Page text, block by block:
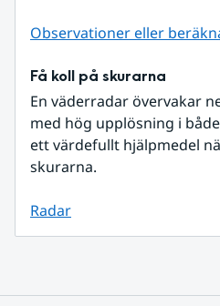
Observationer eller
Få koll på skurarna
En väderradar övervakar
med hög upplösning i
ett värdefullt hjälpmedel
skurarna.
Radar